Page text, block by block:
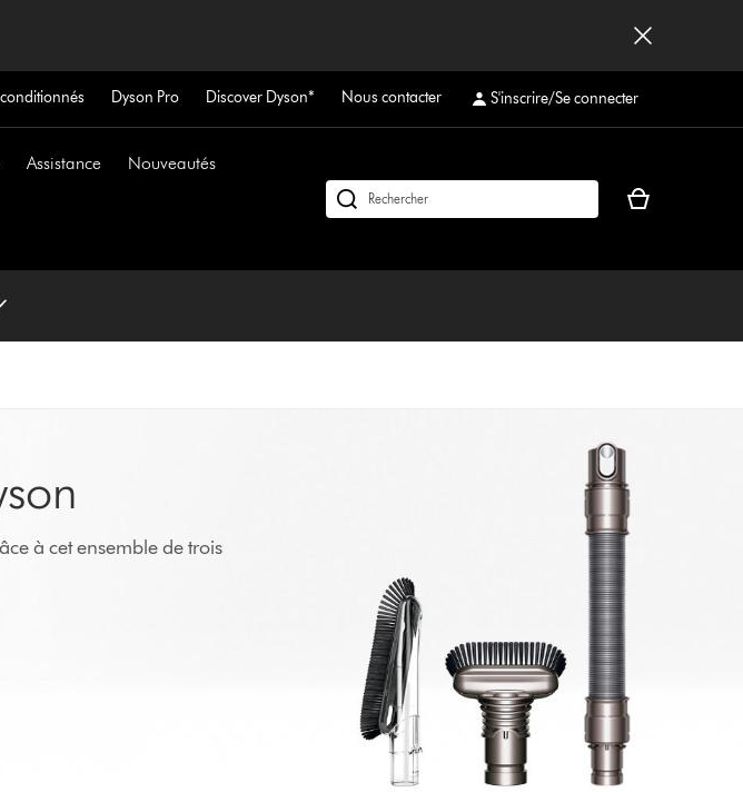
Dyson Pro Discover Dyson* Nous contacter S'inscrire/Se connecter
Assistance Nouveautés
Rechercher
Votre
vide
à cet ensemble de trois